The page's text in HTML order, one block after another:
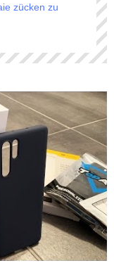
zücken zu